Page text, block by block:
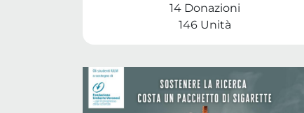
14 Donazioni
146 Unità